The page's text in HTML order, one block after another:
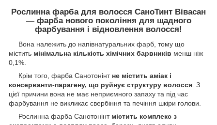
Рослинна фарба для волосся СаноТинт Вівасан
— фарба нового покоління для щадного
фарбування і відновлення волосся!
Вона належить до напівнатуральних фарб, тому що
містить мінімальна кількість хімічних барвників менш ніж
0,1%.
Крім того, фарба Санотонінт не містить аміак і
консерванти-парагену, що руйнує структуру волосся . З
цієї причини вона не має неприємного запаху та під час
фарбування не викликає свербіння та печіння шкіри голови.
Рослинна фарба Санотонінт містить комплекс з